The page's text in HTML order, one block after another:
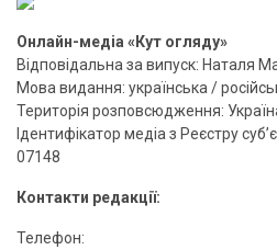
Онлайн-медіа «Кут огляду»
Відповідальна за випуск: Наталя
Мова видання: українська /
Територія розповсюдження:
Ідентифікатор медіа з Реєстру
07148
Контакти редакції:
Телефон: